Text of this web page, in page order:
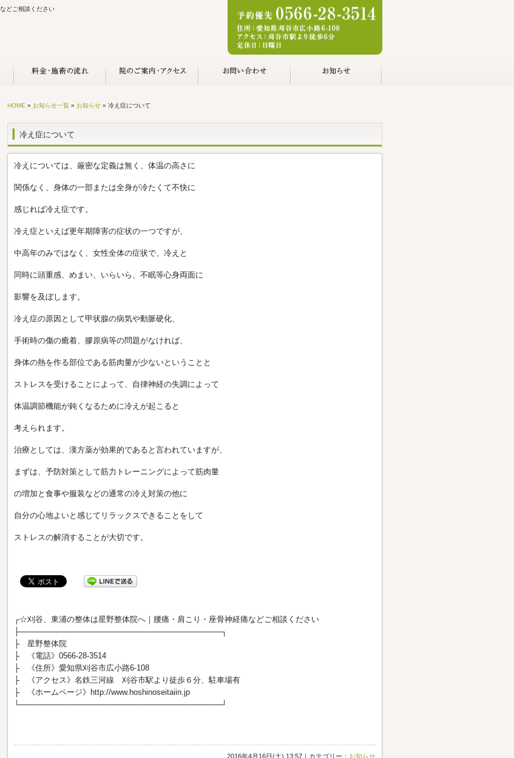
どご相談ください
HOME » お知らせ一覧 » お知らせ » 冷え症について
冷え症について
冷えについては、厳密な定義は無く、体温の高さに
関係なく、身体の一部または全身が冷たくて不快に
感じれば冷え症です。
冷え症といえば更年期障害の症状の一つですが、
中高年のみではなく、女性全体の症状で、冷えと
同時に頭重感、めまい、いらいら、不眠等心身両面に
影響を及ぼします。
冷え症の原因として甲状腺の病気や動脈硬化、
手術時の傷の癒着、膠原病等の問題がなければ、
身体の熱を作る部位である筋肉量が少ないということと
ストレスを受けることによって、自律神経の失調によって
体温調節機能が鈍くなるために冷えが起こると
考えられます。
治療としては、漢方薬が効果的であると言われていますが、
まずは、予防対策として筋力トレーニングによって筋肉量
の増加と食事や服装などの通常の冷え対策の他に
自分の心地よいと感じてリラックスできることをして
ストレスの解消することが大切です。
┌☆刈谷、東浦の整体は星野整体院へ｜腰痛・肩こり・座骨神経痛などご相談ください
├─────────────────────────────────────┐
├ 星野整体院
├ 《電話》0566-28-3514
├ 《住所》愛知県刈谷市広小路6-108
├ 《アクセス》名鉄三河線 刈谷市駅より徒歩６分、駐車場有
├ 《ホームページ》http://www.hoshinoseitaiin.jp
└─────────────────────────────────────┘
2016年4月16日(土) 13:57｜カテゴリー： お知らせ